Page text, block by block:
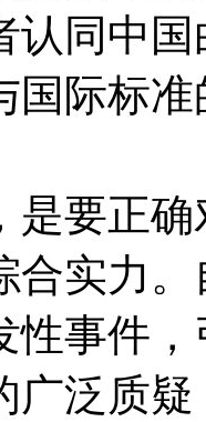
认同中
国际标
要正确
合实力
性事件
广泛质